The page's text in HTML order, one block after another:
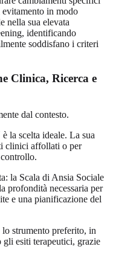
in modo
nella sua elevata
identificando
soddisfano i criteri
Clinica, Ricerca e
dal contesto.
la scelta ideale. La sua
clinici affollati o per
la Scala di Ansia Sociale
profondità necessaria per
e una pianificazione del
lo strumento preferito, in
gli esiti terapeutici, grazie